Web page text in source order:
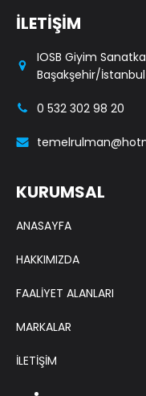
İLETİŞİM
IOSB Giyim
Başakşehir/İstanbul
0 532 302 98 20
KURUMSAL
ANASAYFA
HAKKIMIZDA
FAALİYET ALANLARI
MARKALAR
İLETİŞİM